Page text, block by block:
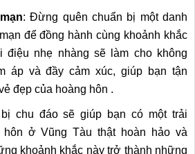
: Đừng quên chuẩn bị một danh
để đồng hành cùng khoảnh khắc
điệu nhẹ nhàng sẽ làm cho không
áp và đầy cảm xúc, giúp bạn tận
đẹp của hoàng hôn .
chu đáo sẽ giúp bạn có một trải
hôn ở Vũng Tàu thật hoàn hảo và
khoảnh khắc này trở thành những